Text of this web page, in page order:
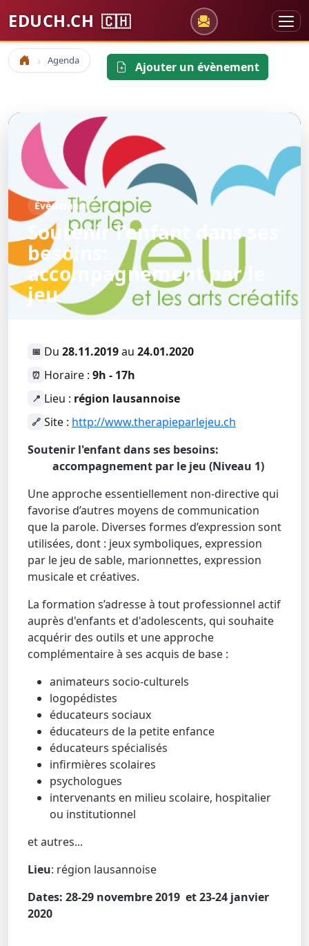
EDUCH.CH 🇨🇭
Accueil Agenda Ajouter un évènement
Évènement
Soutenir l'enfant dans ses
besoins:
accompagnement par le
jeu
📅 Du 28.11.2019au 24.01.2020
⏰ Horaire : 9h - 17h
📍 Lieu : région lausannoise
🔗 Site : http://www.therapieparlejeu.ch
Soutenir l'enfant dans ses besoins:
accompagnement par le jeu (Niveau 1)
Une approche essentiellement non-directive qui
favorise d’autres moyens de communication
que la parole. Diverses formes d’expression sont
utilisées, dont : jeux symboliques, expression
par le jeu de sable, marionnettes, expression
musicale et créatives.
La formation s’adresse à tout professionnel actif
auprès d'enfants et d'adolescents, qui souhaite
acquérir des outils et une approche
complémentaire à ses acquis de base :
animateurs socio-culturels
logopédistes
éducateurs sociaux
éducateurs de la petite enfance
éducateurs spécialisés
infirmières scolaires
psychologues
intervenants en milieu scolaire, hospitalier
ou institutionnel
et autres...
Lieu: région lausannoise
Dates: 28-29 novembre 2019 et 23-24 janvier
2020